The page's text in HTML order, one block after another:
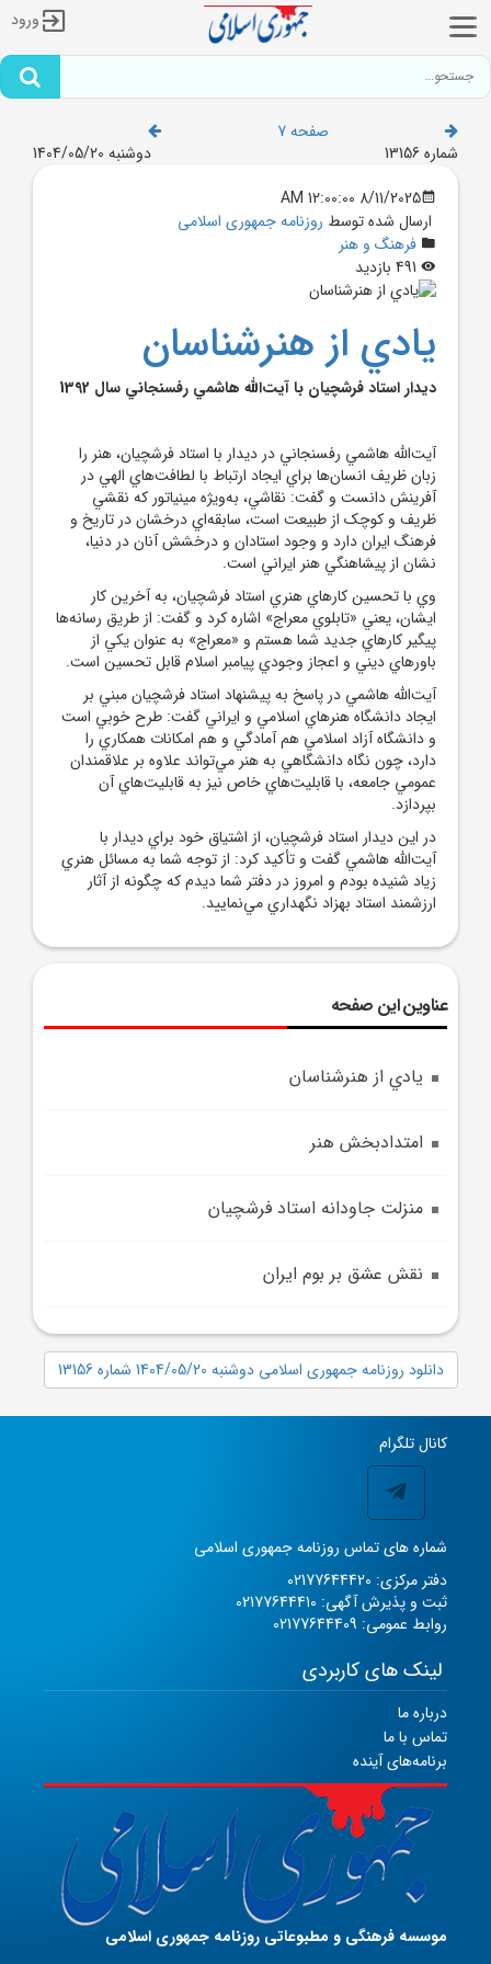
ورود
صفحه 7
شماره 13156
دوشنبه 1404/05/20
8/11/2025 12:00:00 AM
ارسال شده توسط روزنامه جمهوری اسلامی
فرهنگ و هنر
يادي از هنرشناسان
ديدار استاد فرشچيان با آيت‌الله هاشمي رفسنجاني سال 1392
آيت‌الله هاشمي رفسنجاني در ديدار با استاد فرشچيان، هنر را
زبان ظريف انسان‌ها براي ايجاد ارتباط با لطافت‌هاي الهي در
آفرينش دانست و گفت: نقاشي، به‌ويژه مينياتور که نقشي
ظريف و کوچک از طبيعت است، سابقه‌اي درخشان در تاريخ و
فرهنگ ايران دارد و وجود استادان و درخشش آنان در دنيا،
نشان از پيشاهنگي هنر ايراني‌ است.
وي با تحسين کارهاي هنري استاد فرشچيان، به آخرين کار
ايشان، يعني «تابلوي معراج» اشاره کرد و گفت: از طريق رسانه‌ها
پيگير کارهاي جديد شما هستم و «معراج» به عنوان يکي از
باورهاي ديني و اعجاز وجودي پيامبر اسلام قابل تحسين است.
آيت‌الله هاشمي در پاسخ به پيشنهاد استاد فرشچيان مبني بر
ايجاد دانشگاه هنرهاي اسلامي و ايراني گفت: طرح خوبي است
و دانشگاه آزاد اسلامي هم آمادگي و هم امکانات همکاري را
دارد، چون نگاه دانشگاهي به هنر مي‌تواند علاوه بر علاقمندان
عمومي جامعه، با قابليت‌هاي خاص نيز به قابليت‌هاي آن
بپردازد.
در اين ديدار استاد فرشچيان، از اشتياق خود براي ديدار با
آيت‌الله هاشمي گفت و تأکيد کرد: از توجه شما به مسائل هنري
زياد شنيده بودم و امروز در دفتر شما ديدم که چگونه از آثار
ارزشمند استاد بهزاد نگهداري مي‌نماييد.
عناوین این صفحه
يادي از هنرشناسان
امتدادبخش هنر
منزلت جاودانه استاد فرشچيان
نقش عشق بر بوم ايران
دانلود روزنامه جمهوری اسلامی دوشنبه 1404/05/20 شماره 13156
کانال تلگرام
شماره های تماس روزنامه جمهوری اسلامی
دفتر مرکزی: 02177644420
ثبت و پذیرش آگهی: 02177644410
روابط عمومی: 02177644409
لینک های کاربردی
درباره ما
تماس با ما
برنامه‌های آینده
موسسه فرهنگی و مطبوعاتی روزنامه جمهوری اسلامی